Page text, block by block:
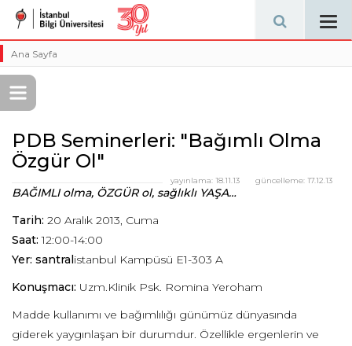
Ana Sayfa
PDB Seminerleri: "Bağımlı Olma
Özgür Ol"
güncelleme: 17.12.13
yayınlama: 18.11.13
BAĞIMLI olma, ÖZGÜR ol, sağlıklı YAŞA…
Tarih: 20 Aralık 2013, Cuma
Saat: 12:00-14:00
Yer: santralistanbul Kampüsü E1-303 A
Konuşmacı: Uzm.Klinik Psk. Romina Yeroham
Madde kullanımı ve bağımlılığı günümüz dünyasında
giderek yaygınlaşan bir durumdur. Özellikle ergenlerin ve